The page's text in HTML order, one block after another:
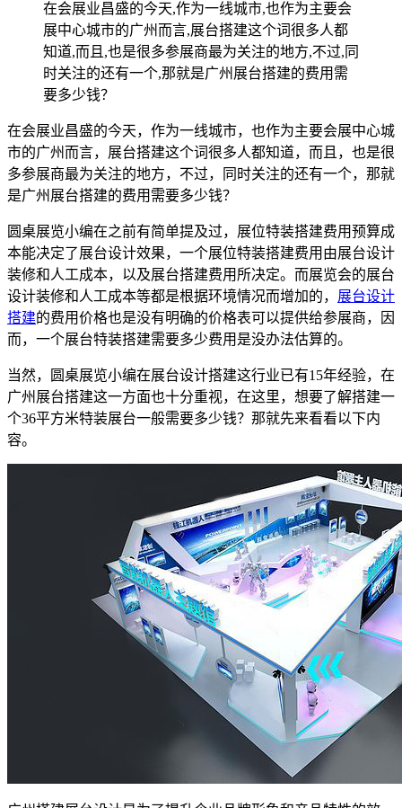
在会展业昌盛的今天,作为一线城市,也作为主要会
展中心城市的广州而言,展台搭建这个词很多人都
知道,而且,也是很多参展商最为关注的地方,不过,同
时关注的还有一个,那就是广州展台搭建的费用需
要多少钱？
在会展业昌盛的今天，作为一线城市，也作为主要会展中心城
市的广州而言，展台搭建这个词很多人都知道，而且，也是很
多参展商最为关注的地方，不过，同时关注的还有一个，那就
是广州展台搭建的费用需要多少钱？
圆桌展览小编在之前有简单提及过，展位特装搭建费用预算成
本能决定了展台设计效果，一个展位特装搭建费用由展台设计
装修和人工成本，以及展台搭建费用所决定。而展览会的展台
设计装修和人工成本等都是根据环境情况而增加的， 展台设计
搭建的费用价格也是没有明确的价格表可以提供给参展商，因
而，一个展台特装搭建需要多少费用是没办法估算的。
当然，圆桌展览小编在展台设计搭建这行业已有15年经验，在
广州展台搭建这一方面也十分重视，在这里，想要了解搭建一
个36平方米特装展台一般需要多少钱？那就先来看看以下内
容。